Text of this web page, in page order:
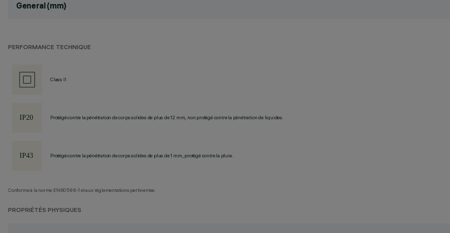
General (mm)
PERFORMANCE TECHNIQUE
Class II
Protégé contre la pénétration de corps solides de plus de 12 mm, non protégé contre la pénétration de liquides.
Protégé contre la pénétration de corps solides de plus de 1 mm, protégé contre la pluie.
Conforme à la norme EN60598-1 et aux réglementations pertinentes.
PROPRIÉTÉS PHYSIQUES